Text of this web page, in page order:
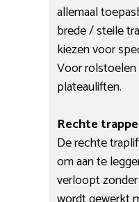
allemaal
brede / steile
kiezen voor
Voor
plateauliften.
Rechte
De rechte
om aan te
verloopt